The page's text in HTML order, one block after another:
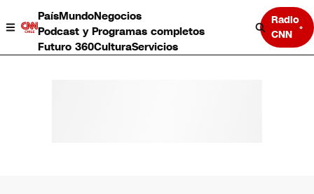
PaísMundoNegocios
Podcast y Programas completos
Futuro 360CulturaServicios
Radio
CNN